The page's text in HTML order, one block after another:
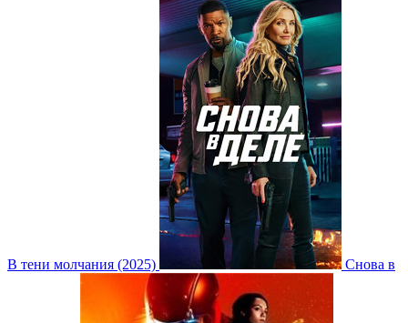
В тени молчания (2025) Снова в